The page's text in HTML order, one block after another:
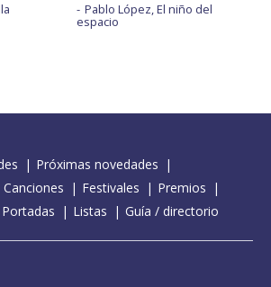
Pablo López, El niño del
espacio
Próximas novedades
Canciones Festivales
Premios
Portadas Listas Guía / directorio